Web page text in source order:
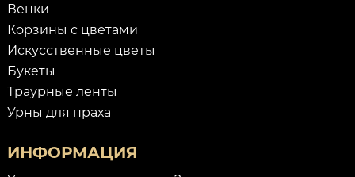
Венки
Корзины с цветами
Искусственные цветы
Букеты
Траурные ленты
Урны для праха
ИНФОРМАЦИЯ